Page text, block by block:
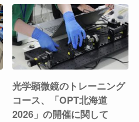
光学顕微鏡のトレーニング
コース、「OPT北海道
2026」の開催に関して